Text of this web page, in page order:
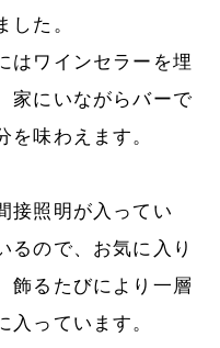
た。
はワインセラーを埋
家にいながらバーで
味わえます。
接照明が入ってい
るので、お気に入り
飾るたびにより一層
っています。